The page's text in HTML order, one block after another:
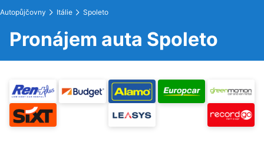
Autopůjčovny Itálie Spoleto
Pronájem auta Spoleto